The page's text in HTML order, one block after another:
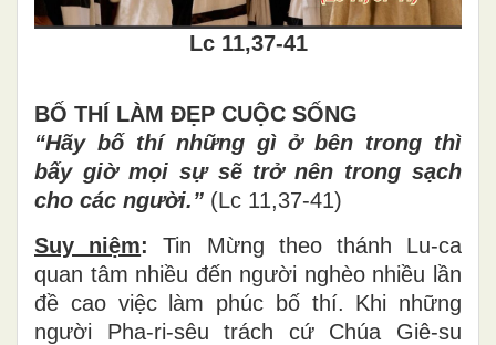
Lc 11,37-41
BỐ THÍ LÀM ĐẸP CUỘC SỐNG
“Hãy bố thí những gì ở bên trong thì
bấy giờ mọi sự sẽ trở nên trong sạch
cho các người.” (Lc 11,37-41)
Suy niệm: Tin Mừng theo thánh Lu-ca
quan tâm nhiều đến người nghèonhiều lần
đề cao việc làm phúc bố thí. Khi những
người Pha-ri-sêu trách cứ Chúa Giê-su